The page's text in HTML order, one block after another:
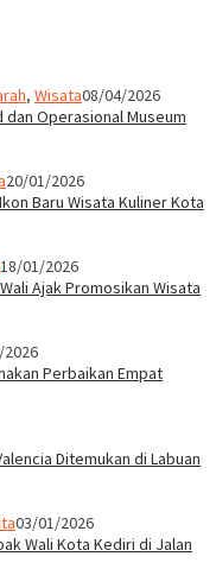
, Wisata08/04/2026
dan Operasional Museum
20/01/2026
Baru Wisata Kuliner Kota
18/01/2026
Ajak Promosikan Wisata
Perbaikan Empat
Ditemukan di Labuan
03/01/2026
Wali Kota Kediri di Jalan